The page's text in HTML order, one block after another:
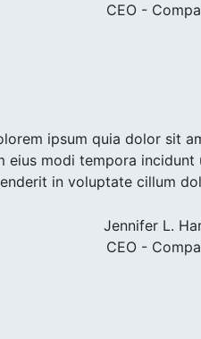
CEO -
ipsum quia dolor sit
eius modi tempora
in voluptate cillum
Jennifer L.
CEO -